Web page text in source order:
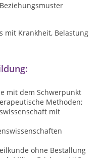
mit Krankheit, Belastung
mit dem Schwerpunkt
Methoden;
mit
ohne Bestallung